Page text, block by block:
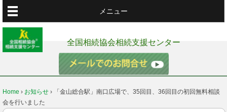
メニュー
全国相続協会相続支援センター
Home › お知らせ ›
「金山総合駅」南口広場で、35回目、36回目の初回無料相談
会を行いました